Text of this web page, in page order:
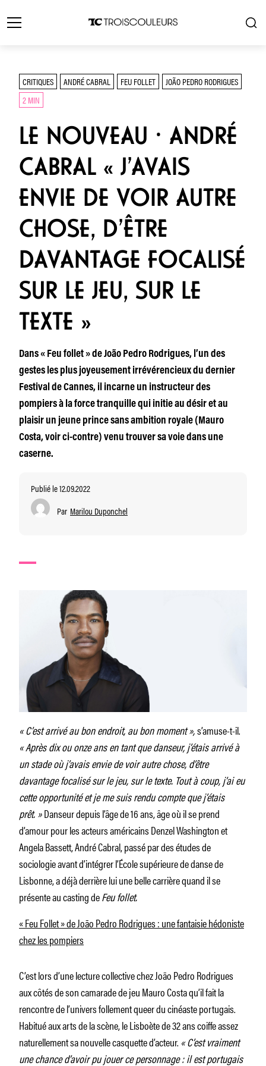
CRITIQUES ANDRÉ CABRAL FEU FOLLET
JOÃO PEDRO RODRIGUES
2 MIN
LE NOUVEAU ⸱ ANDRÉ
CABRAL « J’AVAIS
ENVIE DE VOIR AUTRE
CHOSE, D’ÊTRE
DAVANTAGE FOCALISÉ
SUR LE JEU, SUR LE
TEXTE »
Dans « Feu follet » de João Pedro Rodrigues, l’un des
gestes les plus joyeusement irrévérencieux du dernier
Festival de Cannes, il incarne un instructeur des
pompiers à la force tranquille qui initie au désir et au
plaisir un jeune prince sans ambition royale (Mauro
Costa, voir ci-contre) venu trouver sa voie dans une
caserne.
Publié le 12.09.2022
Par Marilou Duponchel
« C’est arrivé au bon endroit, au bon moment »,s’amuse-t-il.
« Après dix ou onze ans en tant que danseur, j’étais arrivé à
un stade où j’avais envie de voir autre chose, d’être
davantage focalisé sur le jeu, sur le texte. Tout à coup, j’ai eu
cette opportunité et je me suis rendu compte que j’étais
prêt. »Danseur depuis l’âge de 16 ans, âge où il se prend
d’amour pour les acteurs américains Denzel Washington et
Angela Bassett, André Cabral, passé par des études de
sociologie avant d’intégrer l’École supérieure de danse de
Lisbonne, a déjà derrière lui une belle carrière quand il se
présente au casting deFeu follet.
« Feu Follet » de João Pedro Rodrigues : une fantaisie hédoniste
chez les pompiers
C’est lors d’une lecture collective chez João Pedro Rodrigues
aux côtés de son camarade de jeu Mauro Costa qu’il fait la
rencontre de l’univers follement queer du cinéaste portugais.
Habitué aux arts de la scène, le Lisboète de 32 ans coiffe assez
naturellement sa nouvelle casquette d’acteur. « C’est vraiment
une chance d’avoir pu jouer ce personnage : il est portugais